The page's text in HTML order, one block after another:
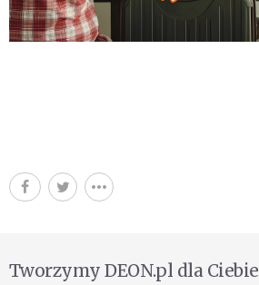
Tworzymy DEON.pl dla Ciebie